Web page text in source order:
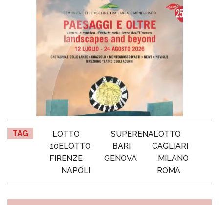
TAG LOTTO
SUPERENALOTTO
10ELOTTO
BARI
CAGLIARI
FIRENZE
GENOVA
MILANO
NAPOLI
ROMA